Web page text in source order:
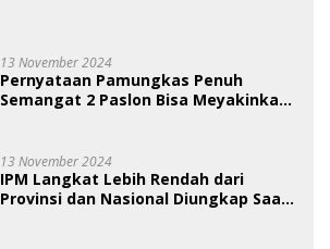
13 November 2024
Pernyataan Pamungkas Penuh
Semangat 2 Paslon Bisa Meyakinkan
13 November 2024
IPM Langkat Lebih Rendah dari
Provinsi dan Nasional Diungkap Saat